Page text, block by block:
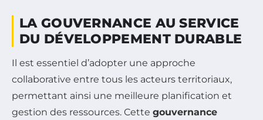
LA GOUVERNANCE AU SERVICE
DU DÉVELOPPEMENT DURABLE
Il est essentiel d’adopter une approche
collaborative entre tous les acteurs territoriaux,
permettant ainsi une meilleure planification et
gestion des ressources. Cette gouvernance